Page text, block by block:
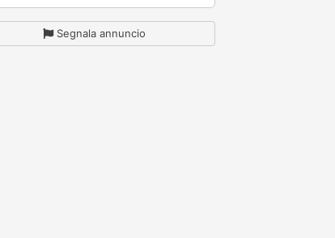
Segnala annuncio